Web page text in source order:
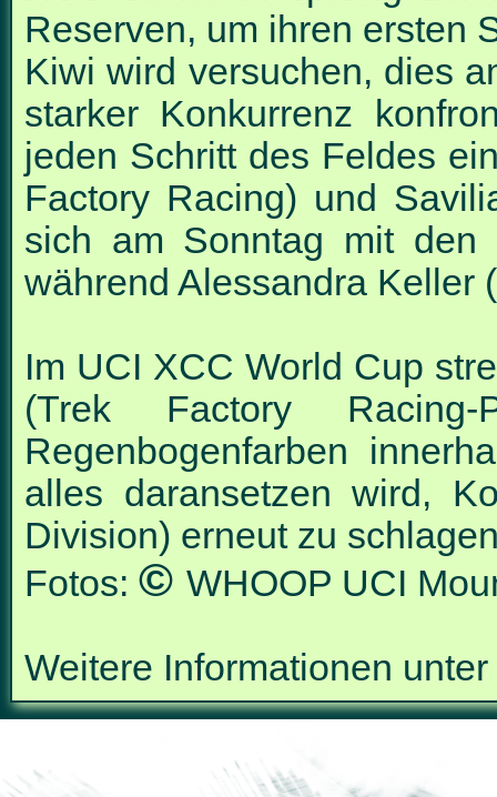
Reserven, um ihren ersten
Kiwi wird versuchen, dies
starker Konkurrenz
jeden Schritt des Feldes
Factory Racing) und
sich am Sonntag mit den
während Alessandra Keller
Im UCI XCC World Cup
(Trek Factory
Regenbogenfarben
alles daransetzen wird,
Division) erneut zu
Fotos: ©️ WHOOP UCI
Weitere Informationen unter